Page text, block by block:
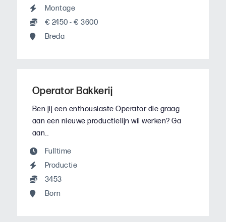
Montage
€ 2450 - € 3600
Breda
Operator Bakkerij
Ben jij een enthousiaste Operator die graag
aan een nieuwe productielijn wil werken? Ga
aan...
Fulltime
Productie
3453
Born